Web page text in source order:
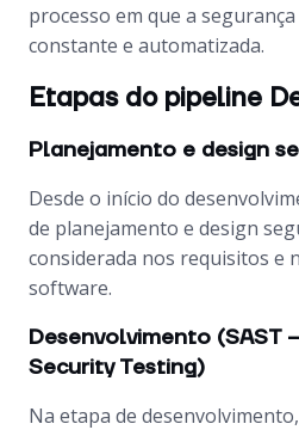
processo em que a
constante e automatizada.
Etapas do pipeline
Planejamento e design
Desde o início do
de planejamento e design
considerada nos requisitos e
software.
Desenvolvimento
Security Testing)
Na etapa de